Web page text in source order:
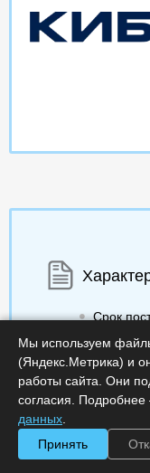
Срок
Код :
Артикул :
Мы используем
(Яндекс.Метрика) и
работы сайта. Они
согласия.
данных
Принять